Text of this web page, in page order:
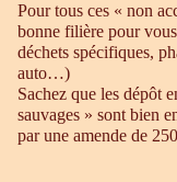
Pour tous ces « non
bonne filière pour vous
déchets spécifiques,
auto…)
Sachez que les dépôt
sauvages » sont bien
par une amende de